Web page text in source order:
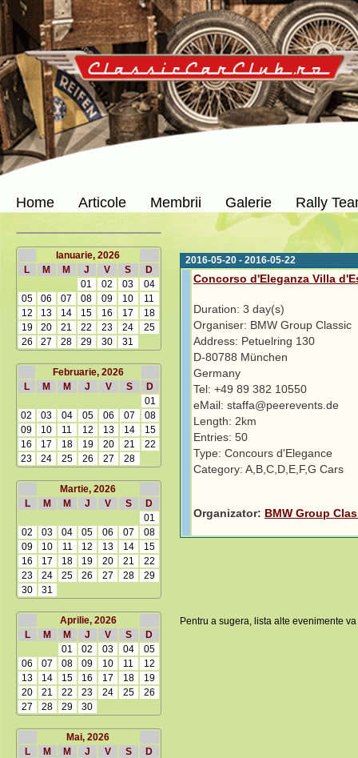
Home Articole Membrii Galerie Rally
Ianuarie, 2026
L
M M J V S
D
01
02 03
04
05
06 07 08 09 10
11
12
13 14 15 16 17
18
19
20 21 22 23 24
25
26
27 28 29 30 31
Februarie, 2026
L
M M J V S
D
01
02
03 04 05 06 07
08
09
10 11 12 13 14
15
16
17 18 19 20 21
22
23
24 25 26 27 28
Martie, 2026
L
M M J V S
D
01
02
03 04 05 06 07
08
09
10 11 12 13 14
15
16
17 18 19 20 21
22
23
24 25 26 27 28
29
30
31
Aprilie, 2026
L
M M J V S
D
01
02 03 04
05
06
07 08 09 10 11
12
13
14 15 16 17 18
19
20
21 22 23 24 25
26
27
28 29 30
Mai, 2026
L
M M J V S
D
2016-05-20 - 2016-05-22
Concorso d'Eleganza Villa
Duration: 3 day(s)
Organiser: BMW Group Classic
Address: Petuelring 130
D-80788 München
Germany
Tel: +49 89 382 10550
eMail: staffa@peerevents.de
Length: 2km
Entries: 50
Type: Concours d'Elegance
Category: A,B,C,D,E,F,G Cars
Organizator: BMW Group
Pentru a sugera, lista alte evenimente